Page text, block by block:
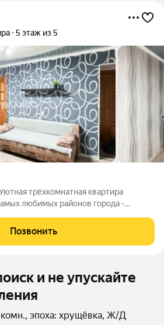
5 этаж из 5
трёхкомнатная квартира
любимых районов города -
а буквально в нескольких минутах
для
Позвонить
и не упускайте
эпоха: хрущёвка, Ж/Д